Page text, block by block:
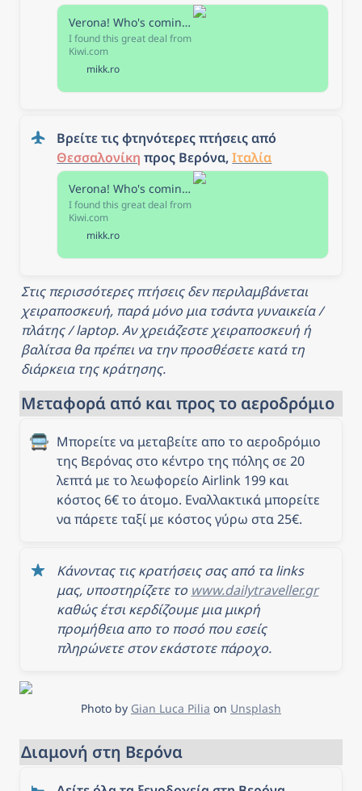
Verona! Who's coming with me?
I found this great deal from
Kiwi.com
mikk.ro
Θεσσαλονίκη προς Βερόνα, Ιταλία
Verona! Who's coming with me?
I found this great deal from
Kiwi.com
mikk.ro
Στις περισσότερες πτήσεις δεν περιλαμβάνεται
χειραποσκευή, παρά μόνο μια τσάντα γυναικεία /
πλάτης / laptop. Αν χρειάζεστε χειραποσκευή ή
βαλίτσα θα πρέπει να την προσθέσετε κατά τη
διάρκεια της κράτησης.
Μεταφορά από και προς το αεροδρόμιο
🚍 Μπορείτε να μεταβείτε απο το αεροδρόμιο
της Βερόνας στο κέντρο της πόλης σε 20
λεπτά με το λεωφορείο Airlink 199 και
κόστος 6€ το άτομο. Εναλλακτικά μπορείτε
να πάρετε ταξί με κόστος γύρω στα 25€.
Κάνοντας τις κρατήσεις σας από τα links
μας, υποστηρίζετε το www.dailytraveller.gr
καθώς έτσι κερδίζουμε μια μικρή
προμήθεια απο το ποσό που εσείς
πληρώνετε στον εκάστοτε πάροχο.
Photo by Gian Luca Pilia on Unsplash
Διαμονή στη Βερόνα